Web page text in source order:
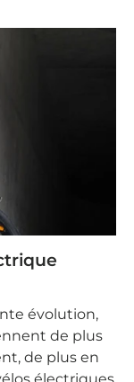
évolution,
de plus
de plus en